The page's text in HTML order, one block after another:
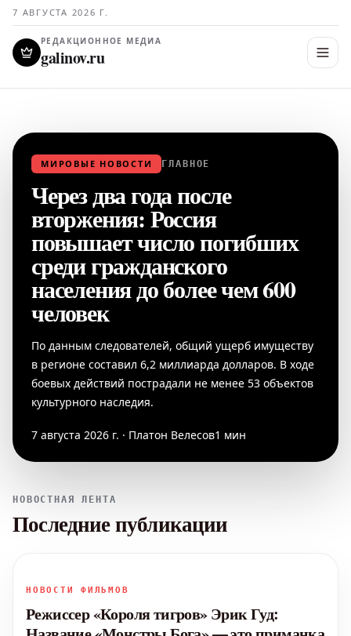
7 АВГУСТА 2026 Г.
РЕДАКЦИОННОЕ МЕДИА
galinov.ru
МИРОВЫЕ НОВОСТИ ГЛАВНОЕ
Через два года после
вторжения: Россия
повышает число погибших
среди гражданского
населения до более чем 600
человек
По данным следователей, общий ущерб имуществу
в регионе составил 6,2 миллиарда долларов. В ходе
боевых действий пострадали не менее 53 объектов
культурного наследия.
7 августа 2026 г. · Платон Велесов1 мин
НОВОСТНАЯ ЛЕНТА
Последние публикации
НОВОСТИ ФИЛЬМОВ
Режиссер «Короля тигров» Эрик Гуд: